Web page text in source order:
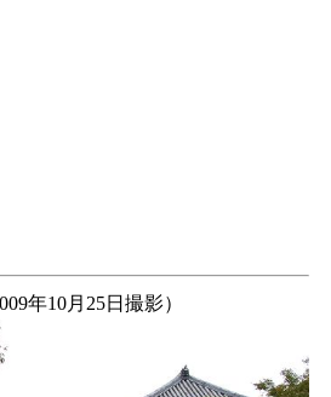
年10月25日撮影）